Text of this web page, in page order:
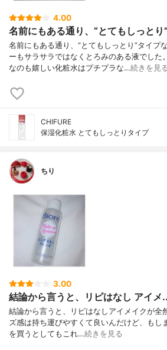
4.00
名前にもある通り、“とてもしっとり
名前にもある通り、“とてもしっとり”タイプ
ーもサラサラではなくとろみのある液でした
なのも嬉しい化粧水はプチプラな…続きを見
CHIFURE
保湿化粧水 とてもしっとりタイプ
ちり
3.00
結論から言うと、リピはなし アイメ
結論から言うと、リピはなしアイメイクが全
ズ感は持ち運びやすくて良いんだけど、もし
を買うとしてもこれ…続きを見る